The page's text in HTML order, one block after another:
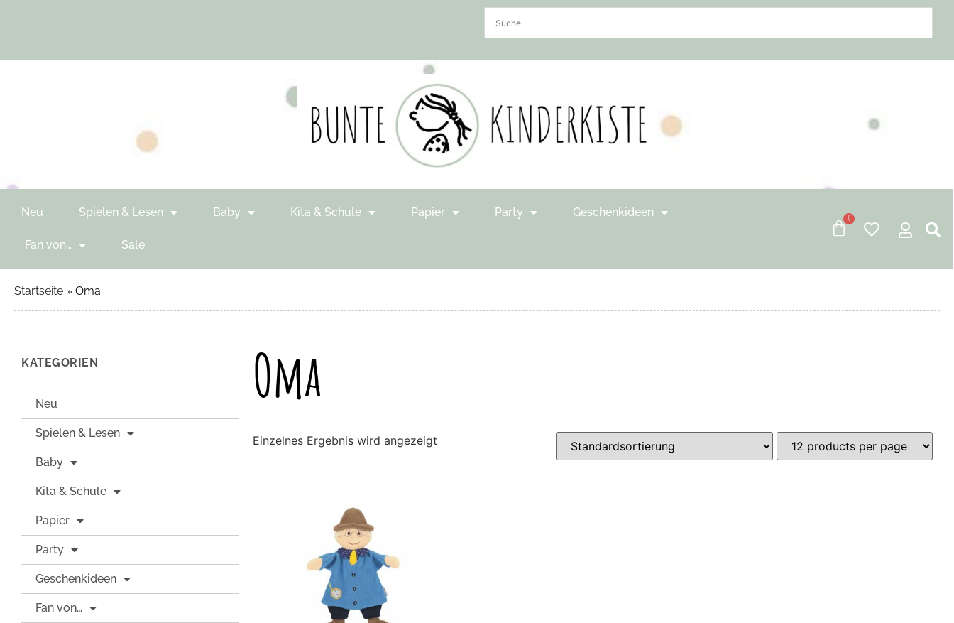
Neu Spielen & Lesen Baby Kita & Schule Papier Party Geschenkideen
Fan von… Sale
0
Startseite » Oma
KATEGORIEN
Neu
Spielen & Lesen
Baby
Kita & Schule
Papier
Party
Geschenkideen
Fan von…
Oma
Einzelnes Ergebnis wird angezeigt